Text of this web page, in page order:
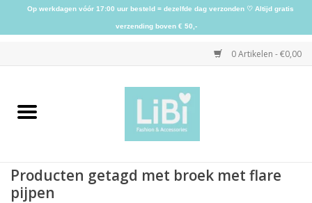
0 Artikelen - €0,00
Home
Kleding
Producten getagd met broek met flare
pijpen
Op werkdagen vóór 17:00 uur besteld = dezelfde dag verzonden ♡ Altijd gratis
verzending boven € 50,-